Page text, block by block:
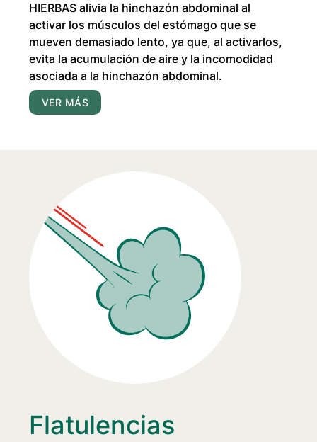
HIERBAS alivia la hinchazón abdominal al
activar los músculos del estómago que se
mueven demasiado lento, ya que, al activarlos,
evita la acumulación de aire y la incomodidad
asociada a la hinchazón abdominal.
VER MÁS
Flatulencias